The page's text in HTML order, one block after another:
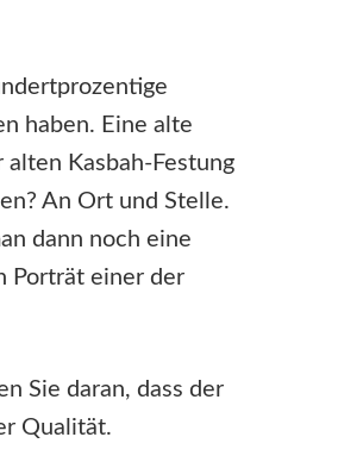
haben. Eine alte
Kasbah-Festung
An Ort und Stelle.
dann noch eine
Porträt einer der
Sie daran, dass der
Qualität.